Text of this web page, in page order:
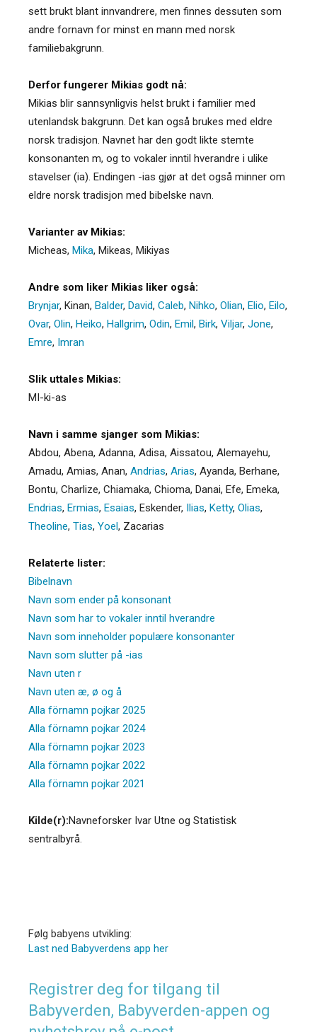
sett brukt blant innvandrere, men finnes dessuten som
andre fornavn for minst en mann med norsk
familiebakgrunn.
Derfor fungerer Mikias godt nå:
Mikias blir sannsynligvis helst brukt i familier med
utenlandsk bakgrunn. Det kan også brukes med eldre
norsk tradisjon. Navnet har den godt likte stemte
konsonanten m, og to vokaler inntil hverandre i ulike
stavelser (ia). Endingen -ias gjør at det også minner om
eldre norsk tradisjon med bibelske navn.
Varianter av Mikias:
Micheas, Mika, Mikeas, Mikiyas
Andre som liker Mikias liker også:
Brynjar, Kinan, Balder, David, Caleb, Nihko, Olian, Elio, Eilo,
Ovar, Olin, Heiko, Hallgrim, Odin, Emil, Birk, Viljar, Jone,
Emre, Imran
Slik uttales Mikias:
MI-ki-as
Navn i samme sjanger som Mikias:
Abdou, Abena, Adanna, Adisa, Aissatou, Alemayehu,
Amadu, Amias, Anan, Andrias, Arias, Ayanda, Berhane,
Bontu, Charlize, Chiamaka, Chioma, Danai, Efe, Emeka,
Endrias, Ermias, Esaias, Eskender, Ilias, Ketty, Olias,
Theoline, Tias, Yoel, Zacarias
Relaterte lister:
Bibelnavn
Navn som ender på konsonant
Navn som har to vokaler inntil hverandre
Navn som inneholder populære konsonanter
Navn som slutter på -ias
Navn uten r
Navn uten æ, ø og å
Alla förnamn pojkar 2025
Alla förnamn pojkar 2024
Alla förnamn pojkar 2023
Alla förnamn pojkar 2022
Alla förnamn pojkar 2021
Kilde(r):Navneforsker Ivar Utne og Statistisk
sentralbyrå.
Følg babyens utvikling:
Last ned Babyverdens app her
Registrer deg for tilgang til
Babyverden, Babyverden-appen og